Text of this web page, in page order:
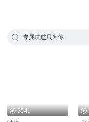
专属味道只为你
3541